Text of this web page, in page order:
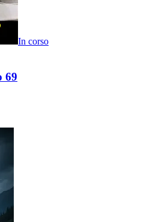
In corso
69